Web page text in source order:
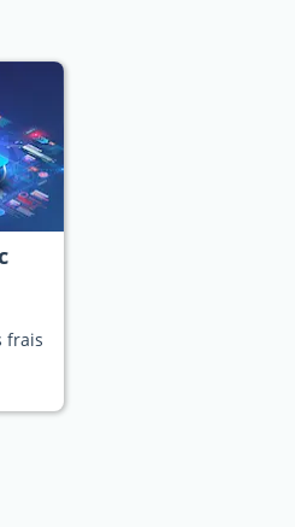
frais